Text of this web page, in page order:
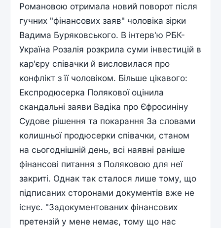
Романовою отримала новий поворот після
гучних "фінансових заяв" чоловіка зірки
Вадима Буряковського. В інтерв'ю РБК-
Україна Розалія розкрила суми інвестицій в
кар'єру співачки й висловилася про
конфлікт з її чоловіком. Більше цікавого:
Експродюсерка Полякової оцінила
скандальні заяви Вадіка про Єфросиніну
Судове рішення та покарання За словами
колишньої продюсерки співачки, станом
на сьогоднішній день, всі наявні раніше
фінансові питання з Поляковою для неї
закриті. Однак так сталося лише тому, що
підписаних сторонами документів вже не
існує. "Задокументованих фінансових
претензій у мене немає, тому що нас